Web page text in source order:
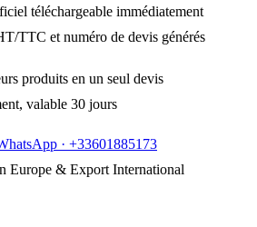
téléchargeable immédiatement
TTC et numéro de devis générés
produits en un seul devis
valable 30 jours
· +33601885173
Europe & Export International